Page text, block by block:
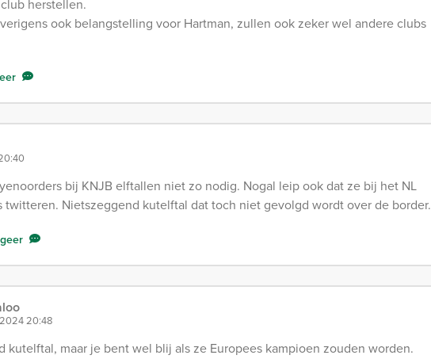
herstellen.
ook belangstelling voor Hartman, zullen ook zeker wel andere clubs
bij KNJB elftallen niet zo nodig. Nogal leip ook dat ze bij het NL
twitteren. Nietszeggend kutelftal dat toch niet gevolgd wordt over de border.
20:48
kutelftal, maar je bent wel blij als ze Europees kampioen zouden worden.